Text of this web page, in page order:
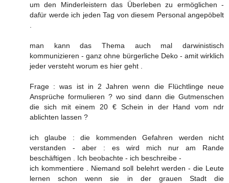
um den Minderleistern das Überleben zu ermöglichen -
dafür werde ich jeden Tag von diesem Personal angepöbelt
man kann das Thema auch mal darwinistisch
kommunizieren - ganz ohne bürgerliche Deko - amit wirklich
jeder versteht worum es hier geht .
Frage : was ist in 2 Jahren wenn die Flüchtlinge neue
Ansprüche formulieren ? wo sind dann die Gutmenschen
die sich mit einem 20 € Schein in der Hand vom ndr
ablichten lassen ?
ich glaube : die kommenden Gefahren werden nicht
verstanden - aber : es wird mich nur am Rande
beschäftigen . Ich beobachte - ich beschreibe -
ich kommentiere . Niemand soll belehrt werden - die Leute
lernen schon wenn sie in der grauen Stadt die